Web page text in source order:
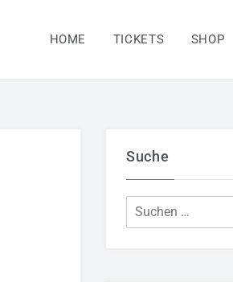
HOME TICKETS SHOP
Suche
Suchen
nach: